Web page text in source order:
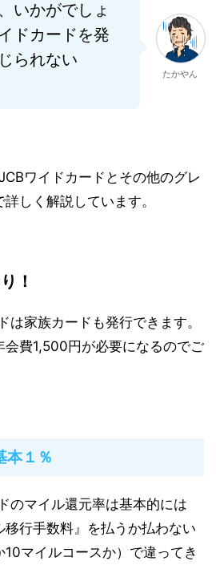
いかがでしょ
ドカードを発
られない
たかやん
ワイドカードとその他のグレ
しく解説しています。
！
は家族カードも発行できます。
会費1,500円が必要になるのでご
本１％
のマイル還元率は基本的には
移行手数料』を払うか払わない
マイルコースか）で違ってき